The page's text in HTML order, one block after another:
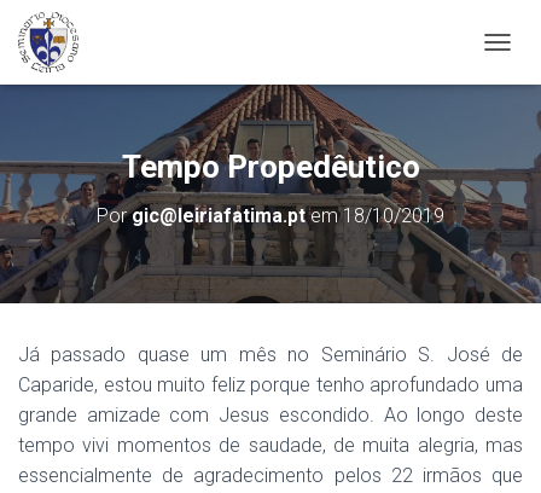
L
N
A
R
A
N
A
G
A
O
Tempo Propedêutico
Porgic@leiriafatima.ptem18/10/2019
Já passado quase um mês no Seminário S. José de
Caparide, estou muito feliz porque tenho aprofundado uma
grande amizade com Jesus escondido. Ao longo deste
tempo vivi momentos de saudade, de muita alegria, mas
essencialmente de agradecimento pelos 22 irmãos que